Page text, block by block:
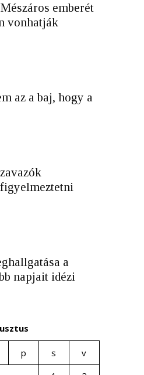
emberét
vonhatják
az a baj, hogy a
a
napjait idézi
p s
v